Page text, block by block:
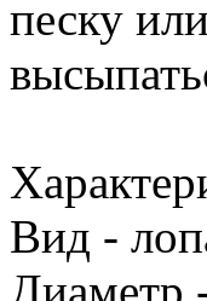
песку
Вид -
Диаметр